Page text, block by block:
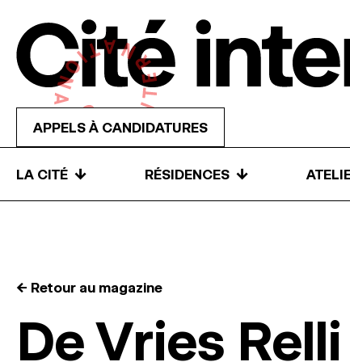
APPELS À CANDIDATURES
LA CITÉ ↓ RÉSIDENCES ↓
← Retour au magazine
De Vries Relli